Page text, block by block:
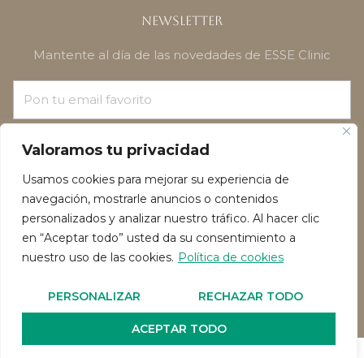
Valoramos tu privacidad
Usamos cookies para mejorar su experiencia de
navegación, mostrarle anuncios o contenidos
personalizados y analizar nuestro tráfico. Al hacer clic
en “Aceptar todo” usted da su consentimiento a
nuestro uso de las cookies. Política de cookies
PERSONALIZAR RECHAZAR TODO
ACEPTAR TODO
Newsletter
Mantente al día de las novedades de ESSE Clinic
¡SUSCRÍBETE!
Política de privacidadPolítica de Cookies
Reservado todos los derechos de autor 2026